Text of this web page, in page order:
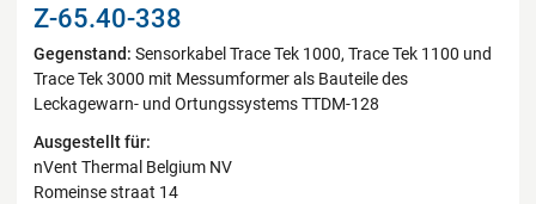
Z-65.40-338
Gegenstand: Sensorkabel Trace Tek 1000, Trace Tek 1100 und
Trace Tek 3000 mit Messumformer als Bauteile des
Leckagewarn- und Ortungssystems TTDM-128
Ausgestellt für:
nVent Thermal Belgium NV
Romeinse straat 14